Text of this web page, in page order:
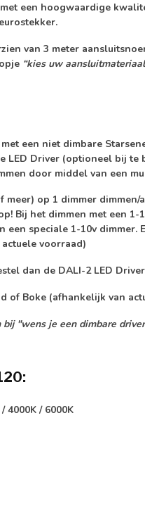
een hoogwaardige
.
van 3 meter
“kies uw
een niet dimbare
LED Driver (optioneel bij te
door middel van een
op 1 dimmer
Bij het dimmen met een
speciale 1-10v dimmer.
voorraad)
dan de DALI-2 LED
of Boke (afhankelijk van
"wens je een dimbare
4000K / 6000K